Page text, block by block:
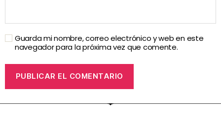
Guarda mi nombre, correo electrónico y web en este
navegador para la próxima vez que comente.